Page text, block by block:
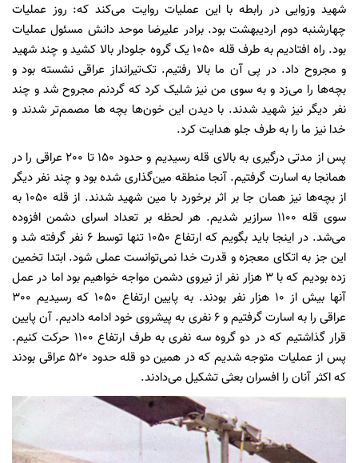
شهید وزوایی در رابطه با این عملیات روایت می‌کند که: روز عملیات
چهارشنبه دوم اردیبهشت بود. برادر علیرضا موحد دانش مسئول عملیات
بود. راه افتادیم به طرف قله 1050 یک گروه جلودار بالا کشید و چند شهید
و مجروح داد. در پی آن ما بالا رفتیم. تک‌تیرانداز عراقی نشسته بود و
بچه‌ها را می‌زد و به سوی من نیز شلیک کرد که گردنم مجروح شد و چند
نفر دیگر نیز شهید شدند. با دیدن این خون‌ها بچه ها مصمم‌تر شدند و
خدا نیز ما را به طرف جلو هدایت کرد.
پس از مدتی درگیری به بالای قله رسیدیم و حدود 150 تا 200 عراقی را در
همانجا به اسارت گرفتیم. آنجا منطقه مین‌گذاری شده بود و چند نفر دیگر
از بچه‌ها نیز همان جا بر اثر برخورد با مین شهید شدند. از قله 1050 به
سوی قله 1100 سرازیر شدیم. هر لحظه بر تعداد اسرای دشمن افزوده
می‌شد. در اینجا باید بگویم که ارتفاع 1050 تنها توسط 6 نفر گرفته شد و
این جز به اتکای معجزه و قدرت خدا نمی‌توانست عملی شود. ابتدا تخمین
زده بودیم که با 3 هزار نفر از نیروی دشمن مواجه خواهیم بود اما در عمل
آنها بیش از 10 هزار نفر بودند. به پایین ارتفاع 1050 که رسیدیم 300
عراقی را به اسارت گرفتیم و 6 نفری به پیشروی خود ادامه دادیم. آن پایین
قرار گذاشتیم که در دو گروه سه نفری به طرف ارتفاع 1100 حرکت کنیم.
پس از عملیات متوجه شدیم که در همین دو قله حدود 520 عراقی بودند
که اکثر آنان را افسران بعثی تشکیل می‌دادند.